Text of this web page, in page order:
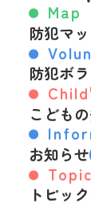
Map
防犯マ
防犯ボ
こども
お知らせ
トピッ